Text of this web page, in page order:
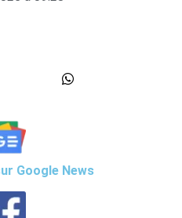
Google News